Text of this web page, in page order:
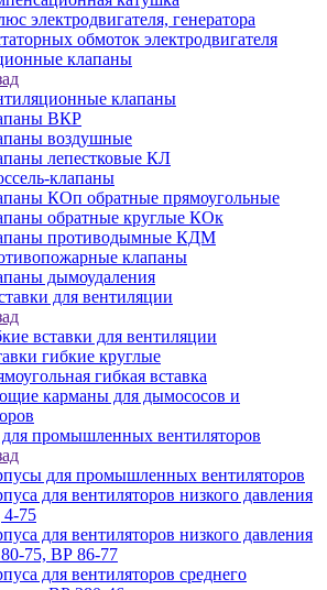
электродвигателя, генератора
обмоток электродвигателя
клапаны
клапаны
ВКР
воздушные
лепестковые КЛ
клапаны
КОп обратные прямоугольные
обратные круглые КОк
противодымные КДМ
клапаны
дымоудаления
для вентиляции
вставки для вентиляции
гибкие круглые
гибкая вставка
карманы для дымососов и
промышленных вентиляторов
для промышленных вентиляторов
для вентиляторов низкого давления
75
для вентиляторов низкого давления
75, ВР 86-77
для вентиляторов среднего